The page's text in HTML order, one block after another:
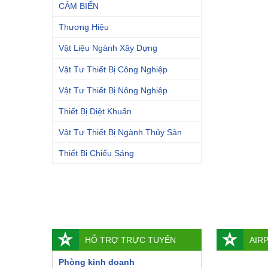
CẢM BIẾN
Thương Hiệu
Vật Liệu Ngành Xây Dựng
Vật Tư Thiết Bị Công Nghiệp
Vật Tư Thiết Bị Nông Nghiệp
Thiết Bị Diệt Khuẩn
Vật Tư Thiết Bị Ngành Thủy Sản
Thiết Bị Chiếu Sáng
HỖ TRỢ TRỰC TUYẾN
Phòng kinh doanh